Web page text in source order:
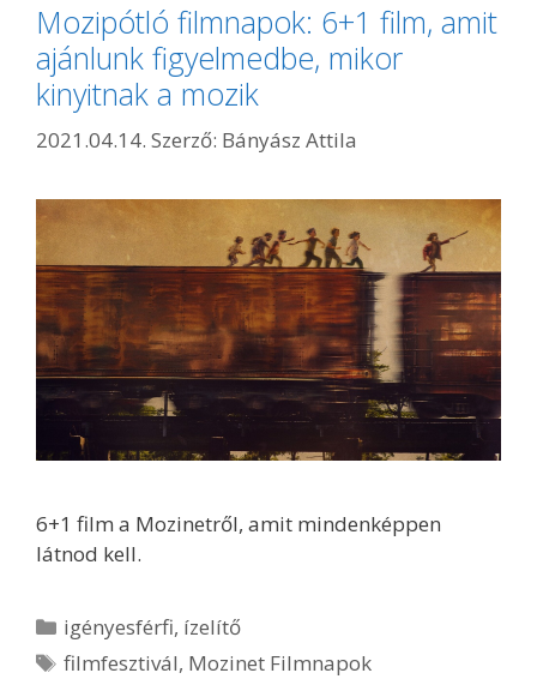
Mozipótló filmnapok: 6+1 film, amit
ajánlunk figyelmedbe, mikor
kinyitnak a mozik
2021.04.14. Szerző: Bányász Attila
6+1 film a Mozinetről, amit mindenképpen
látnod kell.
Kategória
igényesférfi, ízelítő
Címkék
filmfesztivál, Mozinet Filmnapok